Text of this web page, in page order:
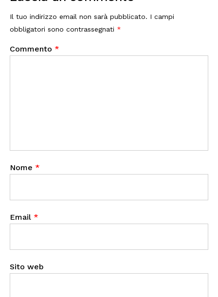
Il tuo indirizzo email non sarà pubblicato. I campi
obbligatori sono contrassegnati *
Commento *
Nome *
Email *
Sito web